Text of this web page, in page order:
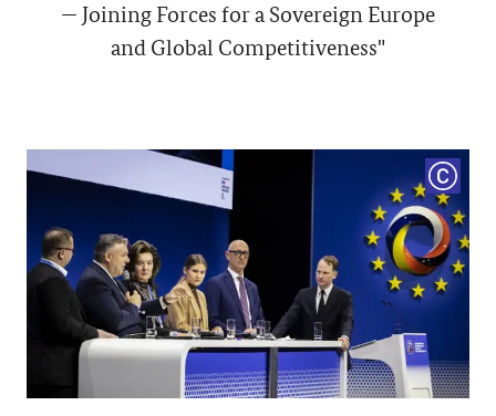
— Joining Forces for a Sovereign Europe
and Global Competitiveness"